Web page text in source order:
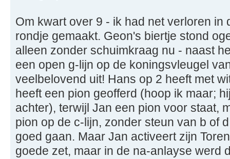
Om kwart over 9 - ik had net verloren in
rondje gemaakt. Geon's biertje stond
alleen zonder schuimkraag nu - naast
een open g-lijn op de koningsvleugel
veelbelovend uit! Hans op 2 heeft met
heeft een pion geofferd (hoop ik maar;
achter), terwijl Jan een pion voor staat,
pion op de c-lijn, zonder steun van b of
goed gaan. Maar Jan activeert zijn
goede zet, maar in de na-anlayse werd